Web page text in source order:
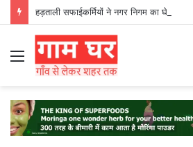
हड़ताली सफाईकर्मियों ने नगर निगम का घेराव किया’
Menu